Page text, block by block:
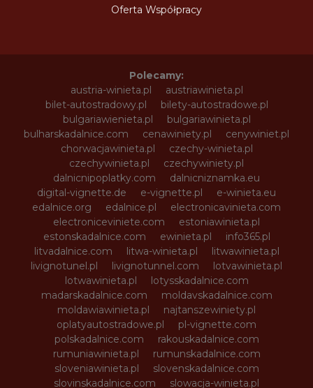
Oferta Współpracy
Polecamy:
austria-winieta.pl
austriawinieta.pl
bilet-autostradowy.pl
bilety-autostradowe.pl
bulgariawienieta.pl
bulgariawinieta.pl
bulharskadalnice.com
cenawiniety.pl
cenywiniet.pl
chorwacjawinieta.pl
czechy-winieta.pl
czechywinieta.pl
czechywiniety.pl
dalnicnipoplatky.com
dalnicniznamka.eu
digital-vignette.de
e-vignette.pl
e-winieta.eu
edalnice.org
edalnice.pl
electronicavinieta.com
electroniceviniete.com
estoniawinieta.pl
estonskadalnice.com
ewinieta.pl
info365.pl
litvadalnice.com
litwa-winieta.pl
litwawinieta.pl
livignotunel.pl
livignotunnel.com
lotvawinieta.pl
lotwawinieta.pl
lotysskadalnice.com
madarskadalnice.com
moldavskadalnice.com
moldawiawinieta.pl
najtanszewiniety.pl
oplatyautostradowe.pl
pl-vignette.com
polskadalnice.com
rakouskadalnice.com
rumuniawinieta.pl
rumunskadalnice.com
sloveniawinieta.pl
slovenskadalnice.com
slovinskadalnice.com
slowacja-winieta.pl